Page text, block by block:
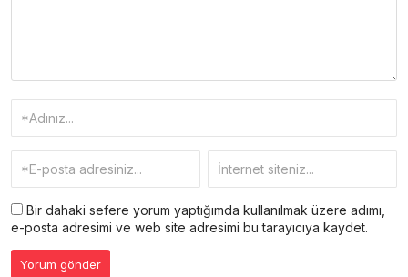
Bir dahaki sefere yorum yaptığımda kullanılmak üzere adımı,
e-posta adresimi ve web site adresimi bu tarayıcıya kaydet.